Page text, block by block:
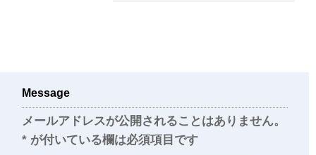
Message
メールアドレスが公開されることはありません。
* が付いている欄は必須項目です